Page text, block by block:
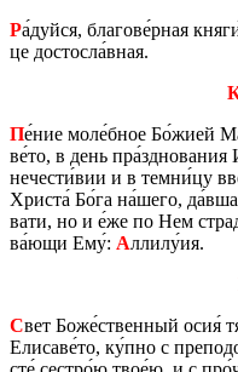
Ра́дуйся, бла­го­ве́рная
це до­стос­ла́вная.
Пе́ние моле́бное Бо́жией
ве́то, в день
нече­сти́вии и в темни́цу
Хри­ста́ Бо́га на́шего,
ва­ти, но и е́же по Нем
ва́ющи Ему́: Аллилу́ия.
Свет Боже́ствен­ный осия́
Ели­са­ве́то, ку́пно с